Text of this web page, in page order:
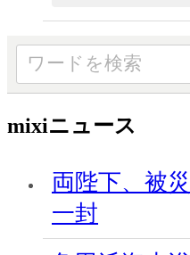
mixiニュース
両陛下、被
一封